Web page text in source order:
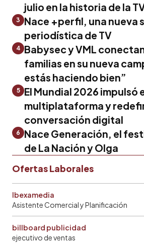
julio en la historia de la
3
Nace +perfil, una nueva
periodística de TV
4 Babysec y VML
familias en su nueva
estás haciendo bien”
5
El Mundial 2026 impulsó
multiplataforma y
conversación digital
6
Nace Generación, el
de La Nación y Olga
Ofertas Laborales
Ibexamedia
Asistente Comercial y Planificación
billboard publicidad
ejecutivo de ventas